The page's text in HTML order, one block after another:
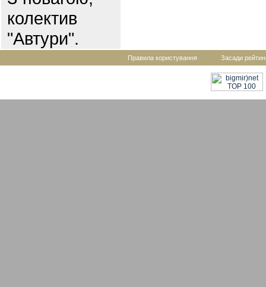
колектив
"Автури".
Правила користування Засади